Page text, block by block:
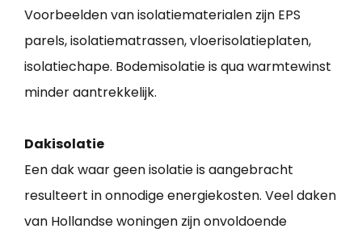
Voorbeelden van isolatiematerialen zijn EPS
parels, isolatiematrassen, vloerisolatieplaten,
isolatiechape. Bodemisolatie is qua warmtewinst
minder aantrekkelijk.
Dakisolatie
Een dak waar geen isolatie is aangebracht
resulteert in onnodige energiekosten. Veel daken
van Hollandse woningen zijn onvoldoende